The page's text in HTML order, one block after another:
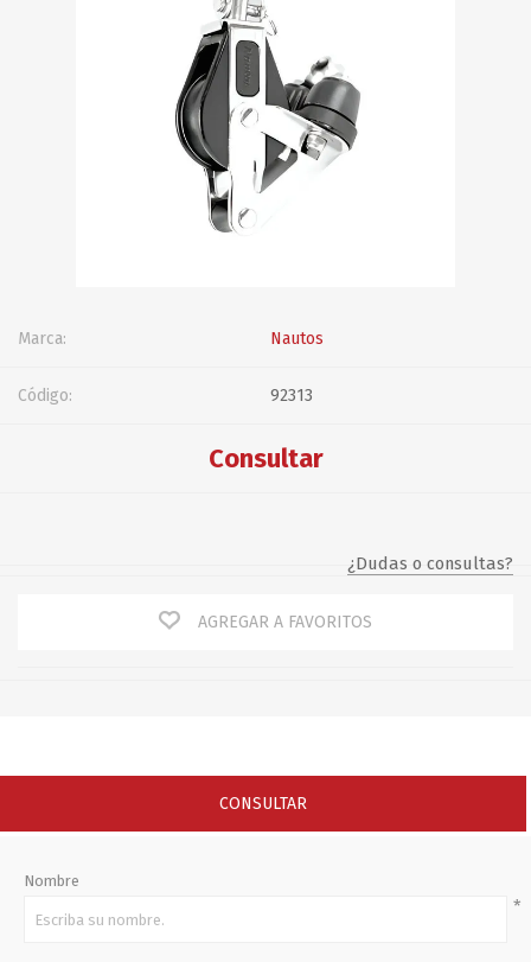
Marca: Nautos
Código: 92313
Consultar
¿Dudas o consultas?
AGREGAR A FAVORITOS
CONSULTAR
Nombre
*